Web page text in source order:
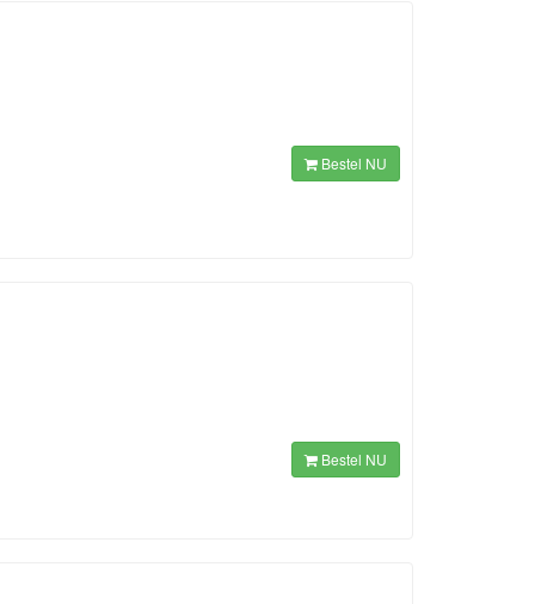
Bestel NU
Bestel NU